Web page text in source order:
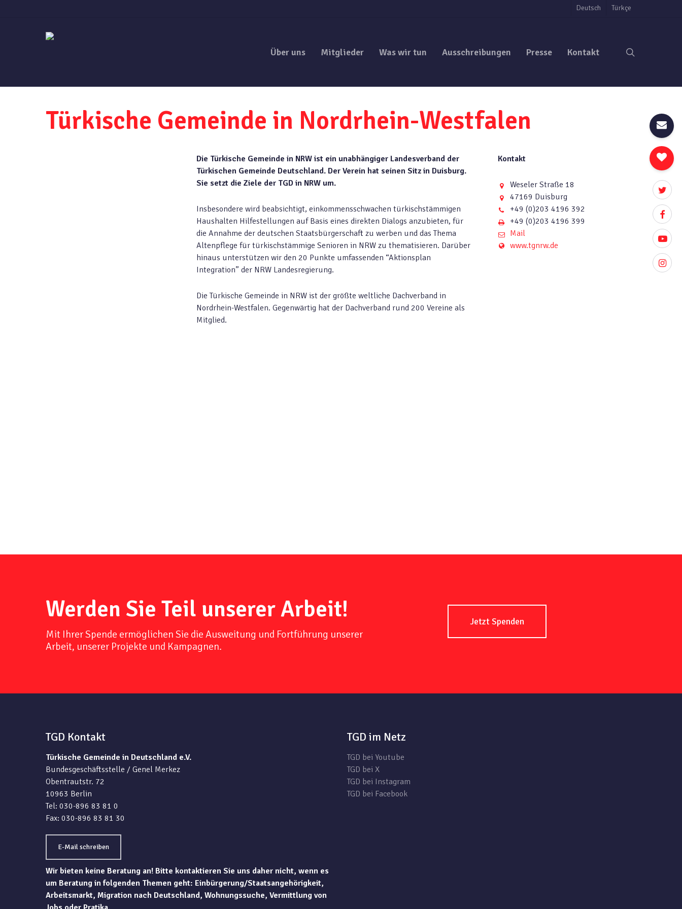
twitter
youtube
Deutsch Türkçe
Über uns Mitglieder Was wir tun Ausschreibungen Presse Kontakt
Türkische Gemeinde in Nordrhein-Westfalen
Die Türkische Gemeinde in NRW ist ein unabhängiger Landesverband der
Türkischen Gemeinde Deutschland. Der Verein hat seinen Sitz in Duisburg.
Sie setzt die Ziele der TGD in NRW um.
Insbesondere wird beabsichtigt, einkommensschwachen türkischstämmigen
Haushalten Hilfestellungen auf Basis eines direkten Dialogs anzubieten, für
die Annahme der deutschen Staatsbürgerschaft zu werben und das Thema
Altenpflege für türkischstämmige Senioren in NRW zu thematisieren. Darüber
hinaus unterstützen wir den 20 Punkte umfassenden “Aktionsplan
Integration” der NRW Landesregierung.
Die Türkische Gemeinde in NRW ist der größte weltliche Dachverband in
Nordrhein-Westfalen. Gegenwärtig hat der Dachverband rund 200 Vereine als
Mitglied.
Kontakt
Weseler Straße 18
47169 Duisburg
+49 (0)203 4196 392
+49 (0)203 4196 399
Mail
www.tgnrw.de
Werden Sie Teil unserer Arbeit!
Mit Ihrer Spende ermöglichen Sie die Ausweitung und Fortführung unserer
Arbeit, unserer Projekte und Kampagnen.
Jetzt Spenden
TGD Kontakt
Türkische Gemeinde in Deutschland e.V.
Bundesgeschäftsstelle / Genel Merkez
Obentrautstr. 72
10963 Berlin
Tel: 030-896 83 81 0
Fax: 030-896 83 81 30
E-Mail schreiben
Wir bieten keine Beratung an! Bitte kontaktieren Sie uns daher nicht, wenn es
um Beratung in folgenden Themen geht: Einbürgerung/Staatsangehörigkeit,
Arbeitsmarkt, Migration nach Deutschland, Wohnungssuche, Vermittlung von
TGD im Netz
TGD bei Youtube
TGD bei X
TGD bei Instagram
TGD bei Facebook